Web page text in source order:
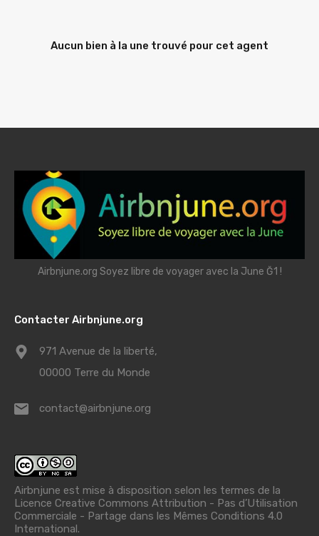
Aucun bien à la une trouvé pour cet agent
Airbnjune.org Soyez libre de voyager avec la June Ğ1 !
Contacter Airbnjune.org
971 Avenue de la liberté,
00000 Terre du Monde
contact@airbnjune.org
Airbnjune est mise à disposition selon les termes de la
Licence Creative Commons Attribution - Pas d’Utilisation
Commerciale - Partage dans les Mêmes Conditions 4.0
International.